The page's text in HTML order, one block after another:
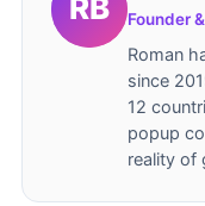
Founder
Roman
since
12
popup
reality of